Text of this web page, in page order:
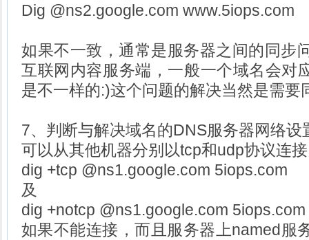
Dig @ns2.google.com www.5iops.com
如果不一致，通常是服务器之间的同步
互联网内容服务端，一般一个域名会对
是不一样的:)这个问题的解决当然是需要
7、判断与解决域名的DNS服务器网络设
可以从其他机器分别以tcp和udp协议连
dig +tcp @ns1.google.com 5iops.com
及
dig +notcp @ns1.google.com 5iops.com
如果不能连接，而且服务器上named服